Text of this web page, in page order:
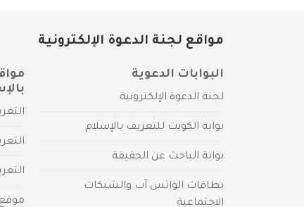
مواقع لجنة الدعوة الإلكترونية
البوابات الدعوية
لجنة الدعوة الإلكترونية
بوابة الكويت للتعريف بالإسلام
بوابة الباحث عن الحقيقة
بطاقات الواتس آب والشبكات
الاجتماعية
موقع